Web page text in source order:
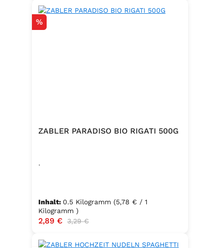
Rabatt
%
ZABLER PARADISO BIO RIGATI 500G
.
Inhalt: 0.5 Kilogramm (5,78 € / 1
Kilogramm )
Verkaufspreis:
2,89 € Regulärer Preis:
3,29 €